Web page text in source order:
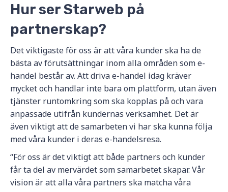
Hur ser Starweb på
partnerskap?
Det viktigaste för oss är att våra kunder ska ha de
bästa av förutsättningar inom alla områden som e-
handel består av. Att driva e-handel idag kräver
mycket och handlar inte bara om plattform, utan även
tjänster runtomkring som ska kopplas på och vara
anpassade utifrån kundernas verksamhet. Det är
även viktigt att de samarbeten vi har ska kunna följa
med våra kunder i deras e-handelsresa.
“För oss är det viktigt att både partners och kunder
får ta del av mervärdet som samarbetet skapar. Vår
vision är att alla våra partners ska matcha våra